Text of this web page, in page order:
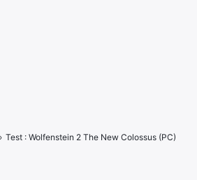
› Test : Wolfenstein 2 The New Colossus (PC)